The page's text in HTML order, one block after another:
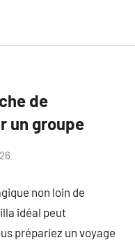
de
un groupe
non loin de
idéal peut
prépariez un voyage